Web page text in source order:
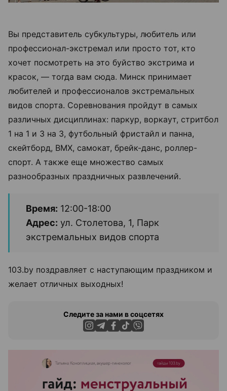
Вы представитель субкультуры, любитель или
профессионал-экстремал или просто тот, кто
хочет посмотреть на это буйство экстрима и
красок, — тогда вам сюда. Минск принимает
любителей и профессионалов экстремальных
видов спорта. Соревнования пройдут в самых
различных дисциплинах: паркур, воркаут, стритбол
1 на 1 и 3 на 3, футбольный фристайл и панна,
скейтборд, ВМХ, самокат, брейк-данс, роллер-
спорт. А также еще множество самых
разнообразных праздничных развлечений.
Время: 12:00-18:00
Адрес: ул. Столетова, 1, Парк
экстремальных видов спорта
103.by поздравляет с наступающим праздником и
желает отличных выходных!
Следите за нами в соцсетях